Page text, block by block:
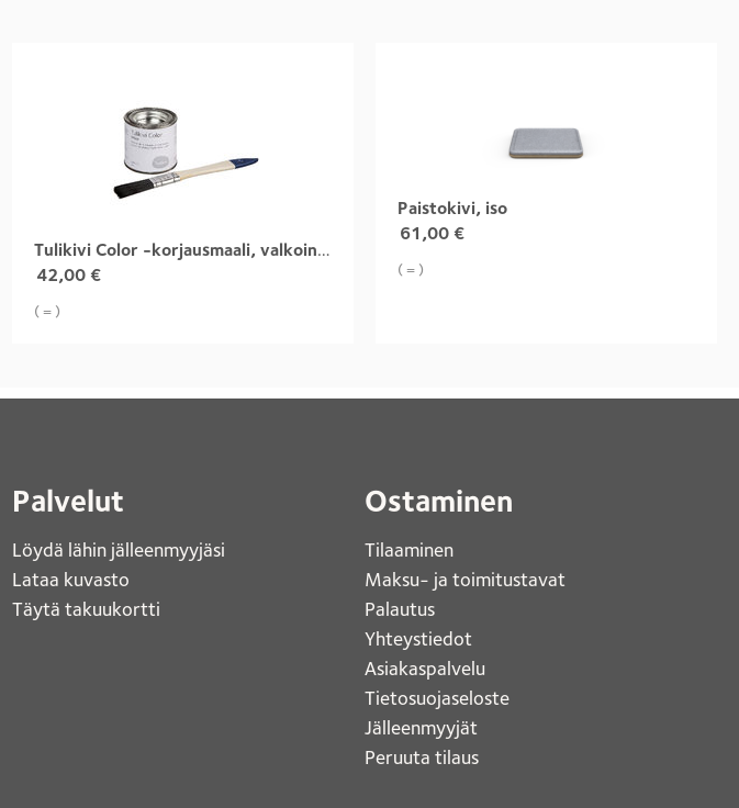
Tulikivi Color -korjausmaali, valkoinen
42,00 €
( = )
Paistokivi, iso
61,00 €
( = )
Palvelut
Löydä lähin jälleenmyyjäsi
Lataa kuvasto
Täytä takuukortti
Ostaminen
Tilaaminen
Maksu- ja toimitustavat
Palautus
Yhteystiedot
Asiakaspalvelu
Tietosuojaseloste
Jälleenmyyjät
Peruuta tilaus